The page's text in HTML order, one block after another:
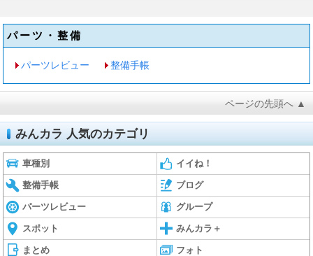
パーツ・整備
パーツレビュー 整備手帳
ページの先頭へ ▲
みんカラ 人気のカテゴリ
車種別 イイね！
整備手帳 ブログ
パーツレビュー グループ
スポット みんカラ＋
まとめ フォト